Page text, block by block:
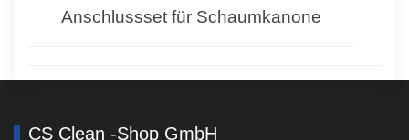
Anschlussset für Schaumkanone
CS Clean -Shop GmbH